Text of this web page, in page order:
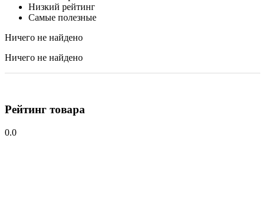
Низкий рейтинг
Самые полезные
Ничего не найдено
Ничего не найдено
Рейтинг товара
0.0